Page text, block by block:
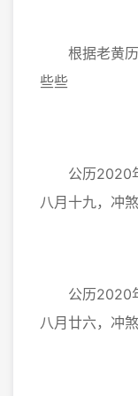
根据老黄历
些些
公历2020年
八月十九，冲
公历2020年
八月廿六，冲